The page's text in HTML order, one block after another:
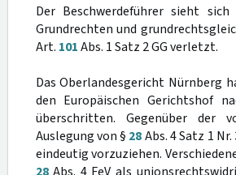
Der Beschwerdeführer sieht
Grundrechten und
Art. 101Abs. 1 Satz 2 GG verletzt.
Das Oberlandesgericht Nürnberg
den Europäischen Gerichtshof
überschritten. Gegenüber der
Auslegung von § 28Abs. 4 Satz 1
eindeutig vorzuziehen.